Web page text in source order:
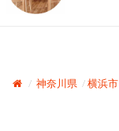
神奈川県 横浜市